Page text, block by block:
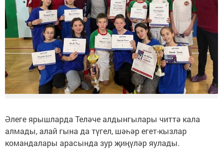
Әлеге ярышларда Теләче алдынгылары читтә кала
алмады, алай гына да түгел, шәһәр егет-кызлар
командалары арасында зур җиңүләр яулады.